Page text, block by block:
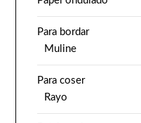
Para bordar
Muline
Para coser
Rayo